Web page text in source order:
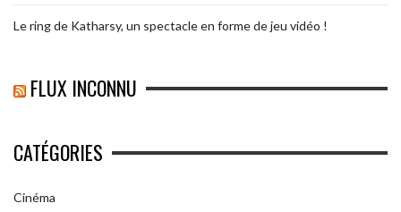
Le ring de Katharsy, un spectacle en forme de jeu vidéo !
FLUX INCONNU
CATÉGORIES
Cinéma